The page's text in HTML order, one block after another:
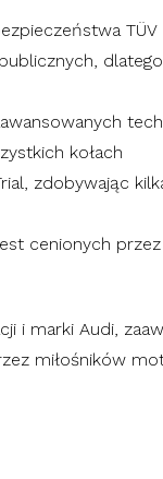
TÜV
kołach
zdobywając
cenionych
i marki Audi,
miłośników